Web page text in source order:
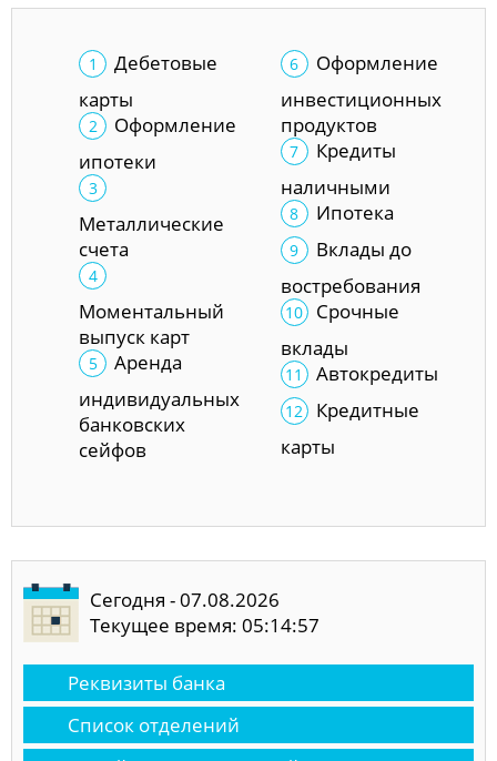
Дебетовые
карты
Оформление
ипотеки
Металлические
счета
Моментальный
выпуск карт
Аренда
индивидуальных
банковских
сейфов
Оформление
инвестиционных
продуктов
Кредиты
наличными
Ипотека
Вклады до
востребования
Срочные
вклады
Автокредиты
Кредитные
карты
Сегодня - 07.08.2026
Текущее время: 05:14:57
Реквизиты банка
Список отделений